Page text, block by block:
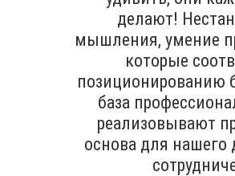
делают!
мышления, умение
которые
позиционированию
база
реализовывают
основа для нашего